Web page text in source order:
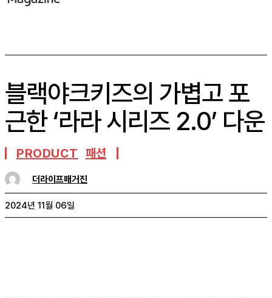
블랙야크키즈의 가볍고 포
근한 ‘라라 시리즈 2.0’ 다운
PRODUCT 패션
더라이프매거진
2024년 11월 06일